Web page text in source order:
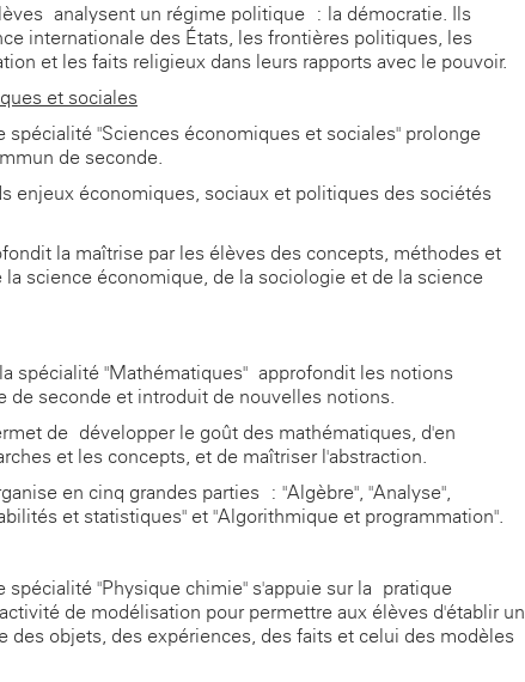
analysent un régime politique : la démocratie. Ils
internationale des États, les frontières politiques, les
et les faits religieux dans leurs rapports avec le pouvoir.
et sociales
spécialité "Sciences économiques et sociales" prolonge
de seconde.
enjeux économiques, sociaux et politiques des sociétés
la maîtrise par les élèves des concepts, méthodes et
science économique, de la sociologie et de la science
spécialité "Mathématiques" approfondit les notions
de seconde et introduit de nouvelles notions.
de développer le goût des mathématiques, d'en
et les concepts, et de maîtriser l'abstraction.
en cinq grandes parties : "Algèbre", "Analyse",
et statistiques" et "Algorithmique et programmation".
spécialité "Physique-chimie" s'appuie sur la pratique
de modélisation pour permettre aux élèves d'établir un
des objets, des expériences, des faits et celui des modèles